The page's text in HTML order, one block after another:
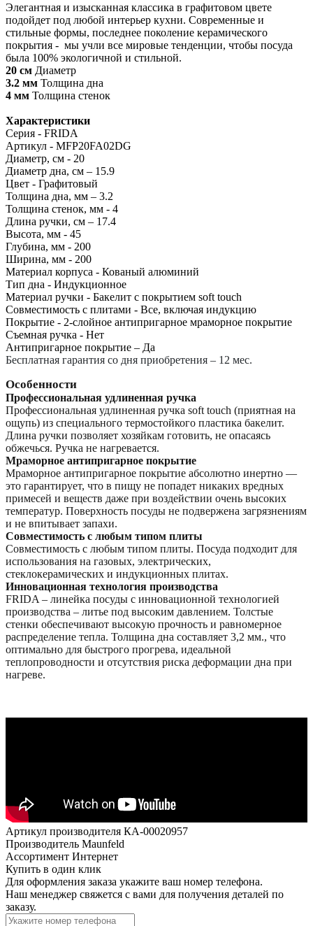
Элегантная и изысканная классика в графитовом цвете
подойдет под любой интерьер кухни. Современные и
стильные формы, последнее поколение керамического
покрытия - мы учли все мировые тенденции, чтобы посуда
была 100% экологичной и стильной.
20 см Диаметр
3.2 мм Толщина дна
4 мм Толщина стенок
Характеристики
Серия - FRIDA
Артикул - MFP20FA02DG
Диаметр, см - 20
Диаметр дна, см – 15.9
Цвет - Графитовый
Толщина дна, мм – 3.2
Толщина стенок, мм - 4
Длина ручки, см – 17.4
Высота, мм - 45
Глубина, мм - 200
Ширина, мм - 200
Материал корпуса - Кованый алюминий
Тип дна - Индукционное
Материал ручки - Бакелит с покрытием soft touch
Совместимость с плитами - Все, включая индукцию
Покрытие - 2-слойное антипригарное мраморное покрытие
Съемная ручка - Нет
Антипригарное покрытие – Да
Бесплатная гарантия со дня приобретения – 12 мес.
Особенности
Профессиональная удлиненная ручка
Профессиональная удлиненная ручка soft touch (приятная на
ощупь) из специального термостойкого пластика бакелит.
Длина ручки позволяет хозяйкам готовить, не опасаясь
обжечься. Ручка не нагревается.
Мраморное антипригарное покрытие
Мраморное антипригарное покрытие абсолютно инертно —
это гарантирует, что в пищу не попадет никаких вредных
примесей и веществ даже при воздействии очень высоких
температур. Поверхность посуды не подвержена загрязнениям
и не впитывает запахи.
Совместимость с любым типом плиты
Совместимость с любым типом плиты. Посуда подходит для
использования на газовых, электрических,
стеклокерамических и индукционных плитах.
Инновационная технология производства
FRIDA – линейка посуды с инновационной технологией
производства – литье под высоким давлением. Толстые
стенки обеспечивают высокую прочность и равномерное
распределение тепла. Толщина дна составляет 3,2 мм., что
оптимально для быстрого прогрева, идеальной
теплопроводности и отсутствия риска деформации дна при
нагреве.
Артикул производителя КА-00020957
Производитель Maunfeld
Ассортимент Интернет
Купить в один клик
Для оформления заказа укажите ваш номер телефона.
Наш менеджер свяжется с вами для получения деталей по
заказу.